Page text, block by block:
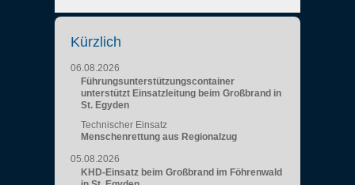
Kürzlich
06.08.2026
Führungsunterstützungscontainer
unterstützt Einsatzleitung beim Großbrand in
St. Egyden
Technischer Einsatz
Menschenrettung aus Regionalzug
05.08.2026
KHD-Einsatz beim Großbrand im Föhrenwald